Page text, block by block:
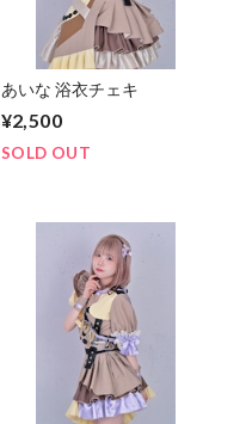
あいな 浴衣チェキ
¥2,500
SOLD OUT